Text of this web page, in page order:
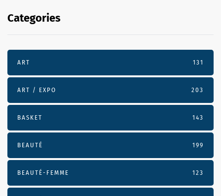
Categories
ART 131
ART / EXPO 203
BASKET 143
BEAUTÉ 199
BEAUTÉ-FEMME 123